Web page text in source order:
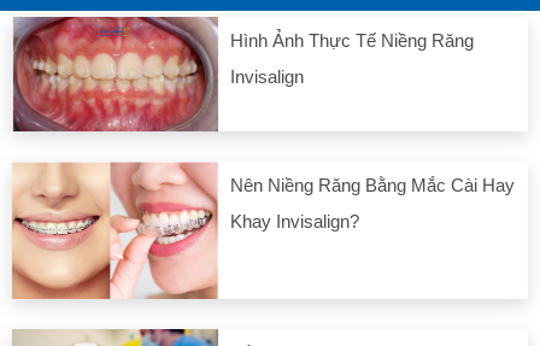
Hình Ảnh Thực Tế Niềng Răng
Invisalign
Nên Niềng Răng Bằng Mắc Cài Hay
Khay Invisalign?